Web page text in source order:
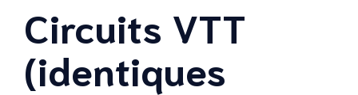
Circuits VTT
(identiques